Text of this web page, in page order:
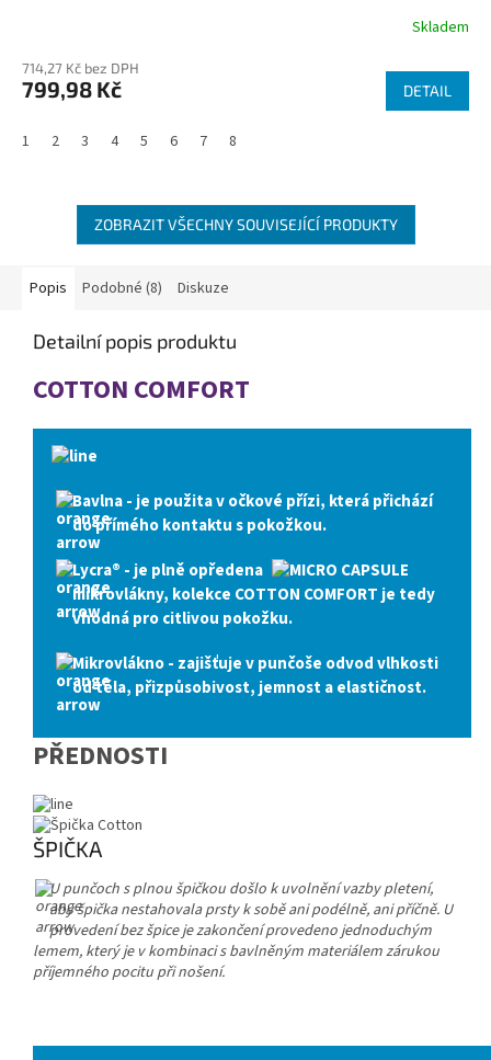
Skladem
714,27 Kč bez DPH
799,98 Kč DETAIL
1 2 3 4 5 6 7 8
ZOBRAZIT VŠECHNY SOUVISEJÍCÍ PRODUKTY
Popis Podobné (8) Diskuze
Detailní popis produktu
COTTON COMFORT
Bavlna- je použita v očkové přízi, která přichází
do přímého kontaktu s pokožkou.
Lycra® - je plně opředena
mikrovlákny, kolekce COTTON COMFORT je tedy
vhodná pro citlivou pokožku.
Mikrovlákno- zajišťuje v punčoše odvod vlhkosti
od těla, přizpůsobivost, jemnost a elastičnost.
PŘEDNOSTI
ŠPIČKA
U punčoch s plnou špičkou došlo k uvolnění vazby pletení,
aby špička nestahovala prsty k sobě ani podélně, ani příčně. U
provedení bez špice je zakončení provedeno jednoduchým
lemem, který je v kombinaci s bavlněným materiálem zárukou
příjemného pocitu při nošení.